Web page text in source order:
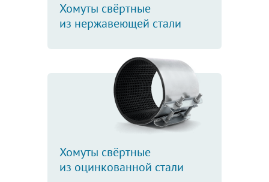
Хомуты свёртные
из нержавеющей стали
Хомуты свёртные
из оцинкованной стали